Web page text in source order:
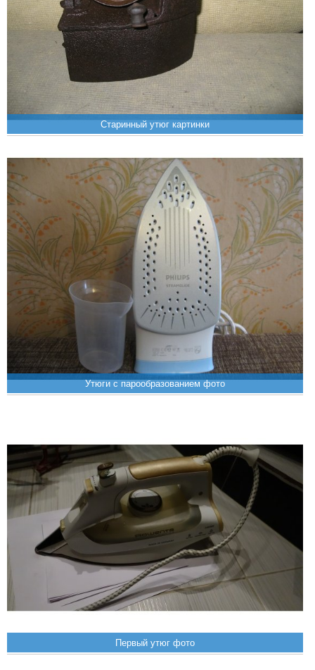
Старинный утюг картинки
Утюги с парообразованием фото
Первый утюг фото